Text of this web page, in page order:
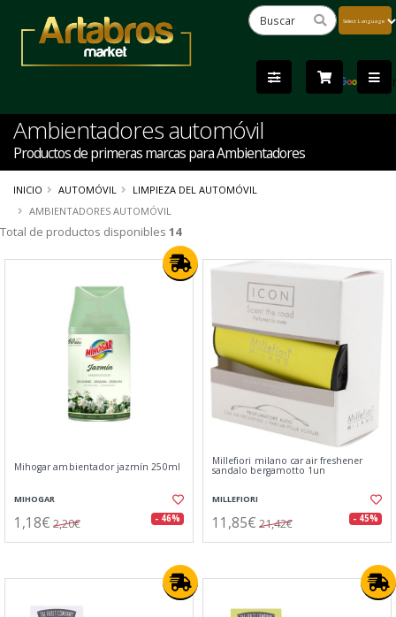
by
Ambientadores automóvil
Productos de primeras marcas para Ambientadores
INICIO AUTOMÓVIL
LIMPIEZA DEL AUTOMÓVIL
AMBIENTADORES AUTOMÓVIL
Total de productos disponibles 14
Mihogar ambientador jazmín 250ml
MIHOGAR
1,18€ 2,20€ - 46%
Millefiori milano car air freshener
sandalo bergamotto 1un
MILLEFIORI
11,85€ 21,42€ - 45%